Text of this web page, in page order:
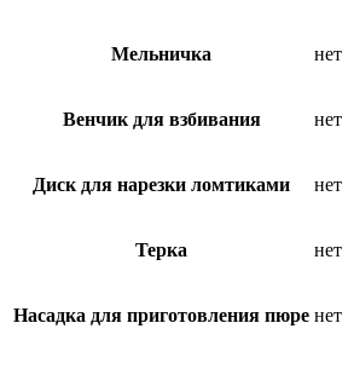
Мельничка нет
Венчик для взбивания нет
Диск для нарезки ломтиками нет
Терка нет
Насадка для приготовления пюре нет